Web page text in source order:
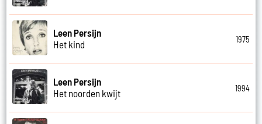
Leen Persijn
Het kind
1975
Leen Persijn
Het noorden kwijt
1994